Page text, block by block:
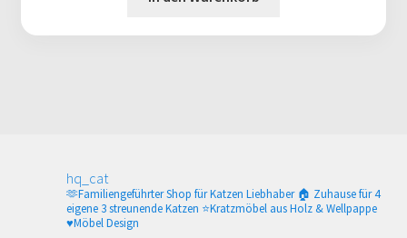
hq_cat
🫶Familiengeführter Shop für Katzen Liebhaber 🏠 Zuhause für 4
eigene 3 streunende Katzen ⭐️Kratzmöbel aus Holz & Wellpappe
♥️Möbel Design